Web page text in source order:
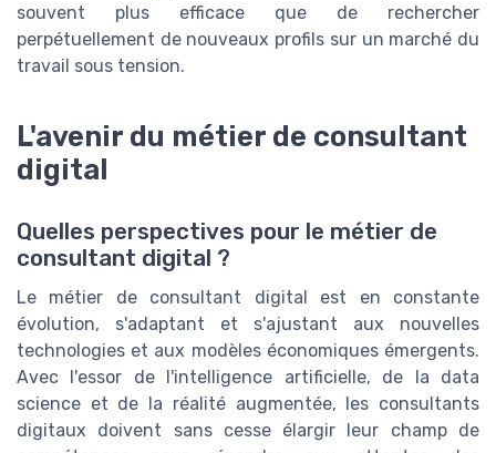
souvent plus efficace que de rechercher
perpétuellement de nouveaux profils sur un marché du
travail sous tension.
L'avenir du métier de consultant
digital
Quelles perspectives pour le métier de
consultant digital ?
Le métier de consultant digital est en constante
évolution, s'adaptant et s'ajustant aux nouvelles
technologies et aux modèles économiques émergents.
Avec l'essor de l'intelligence artificielle, de la data
science et de la réalité augmentée, les consultants
digitaux doivent sans cesse élargir leur champ de